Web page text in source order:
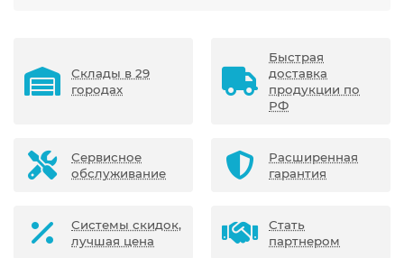
Склады в 29
городах
Быстрая
доставка
продукции по
РФ
Сервисное
обслуживание
Расширенная
гарантия
Системы скидок,
лучшая цена
Стать
партнером